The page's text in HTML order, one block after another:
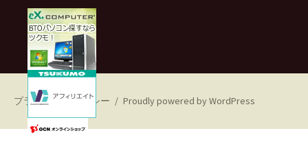
プライバシーポリシー Proudly powered by WordPress